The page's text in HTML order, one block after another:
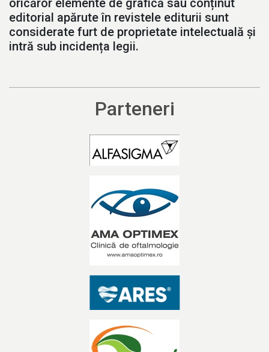
editorial apărute în revistele editurii sunt
considerate furt de proprietate intelectuală și
intră sub incidența legii.
Parteneri